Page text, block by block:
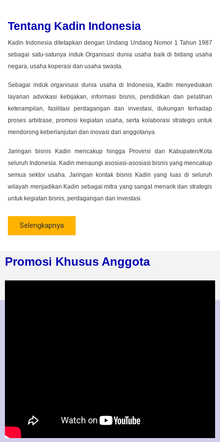
Tentang Kadin Indonesia
Kadin Indonesia ditetapkan dengan Undang Undang Nomor 1 Tahun 1987
sebagai satu-satunya induk Organisasi dunia usaha baik di bidang usaha
negara, usaha koperasi dan usaha swasta.
Sebagai induk organisasi dunia usaha di Indonesia, Kadin menyediakan
layanan advokasi kebijakan, informasi bisnis, pendidikan dan pelatihan
keterampilan, fasilitasi perdagangan dan investasi, dukungan terhadap
proses arbitrase, promosi kegiatan usaha, serta kolaborasi strategis untuk
mendorong keberlanjutan dan inovasi dari anggotanya.
Jaringan bisnis Kadin mencakup hingga Provinsi dan Kabupaten/Kota
seluruh Indonesia. Kadin menaungi asosiasi-asosiasi bisnis yang mencakup
semua sektor usaha. Jaringan kontak bisnis Kadin yang luas di seluruh
wilayah menjadikan Kadin sebagai mitra yang sangat menarik dan strategis
untuk kegiatan bisnis, perdagangan dan investasi.
Selengkapnya
Promosi Khusus Anggota